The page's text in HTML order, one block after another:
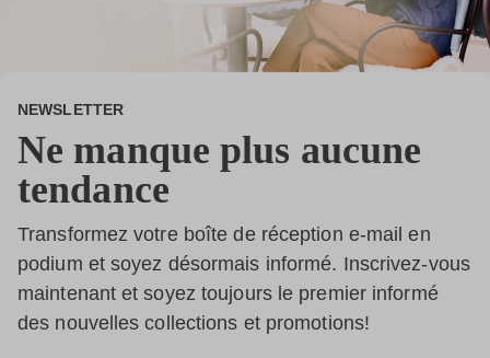
NEWSLETTER
Ne manque plus aucune
tendance
Transformez votre boîte de réception e-mail en
podium et soyez désormais informé. Inscrivez-vous
maintenant et soyez toujours le premier informé
des nouvelles collections et promotions!